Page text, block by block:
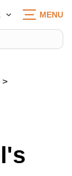
MENU